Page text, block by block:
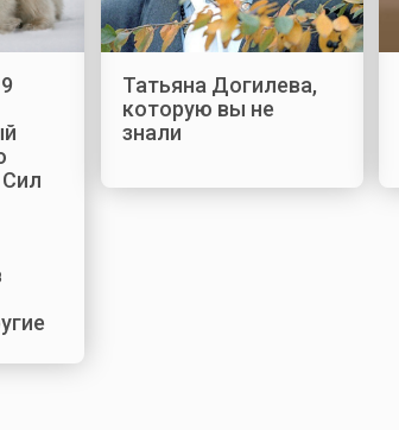
Татьяна Догилева,
которую вы не
знали